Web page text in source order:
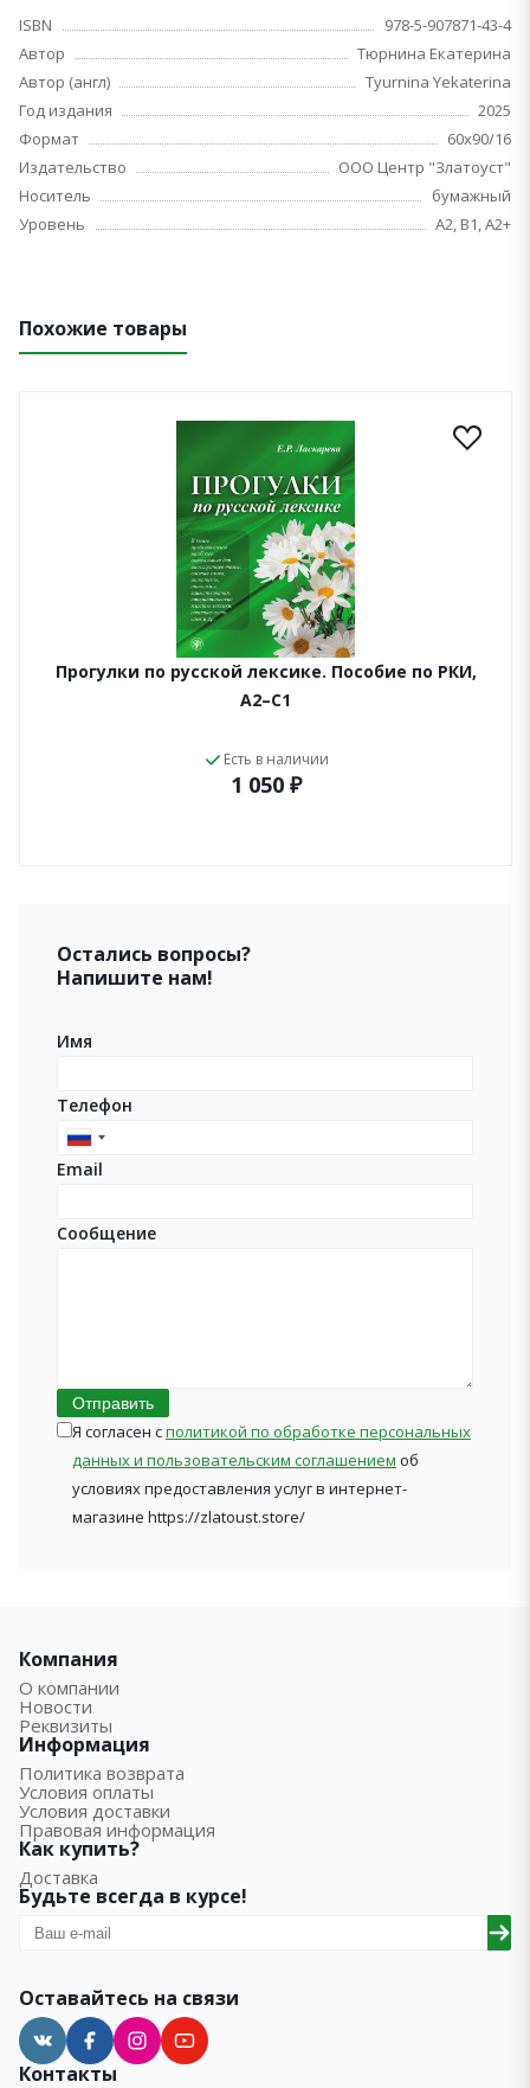
ISBN
978-5-907871-43-4
Автор
Тюрнина Екатерина
Автор (англ)
Tyurnina Yekaterina
Год издания
2025
Формат
60х90/16
Издательство
ООО Центр "Златоуст"
Носитель
бумажный
Уровень
A2, B1, A2+
Похожие товары
Прогулки по русской лексике. Пособие по РКИ,
A2–C1
Есть в наличии
1 050 ₽
Остались вопросы?
Напишите нам!
Имя
Телефон
Russia
+7
Email
Сообщение
Отправить
Я согласен сполитикой по обработке персональных
данных и пользовательским соглашением об
условиях предоставления услуг в интернет-
магазине https://zlatoust.store/
Компания
О компании
Новости
Реквизиты
Информация
Политика возврата
Условия оплаты
Условия доставки
Правовая информация
Как купить?
Доставка
Будьте всегда в курсе!
Оставайтесь на связи
Контакты